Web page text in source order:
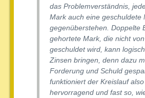
das Problemverständnis,
Mark auch eine geschuldete
gegenüberstehen. Doppelte
gehortete Mark, die nicht
geschuldet wird, kann
Zinsen bringen, denn dazu
Forderung und Schuld
funktioniert der Kreislauf
hervorragend und fast so,